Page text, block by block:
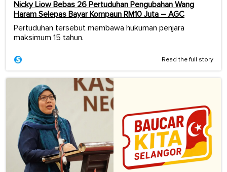
Nicky Liow Bebas 26 Pertuduhan Pengubahan Wang
Haram Selepas Bayar Kompaun RM10 Juta – AGC
Pertuduhan tersebut membawa hukuman penjara
maksimum 15 tahun.
Read the full story